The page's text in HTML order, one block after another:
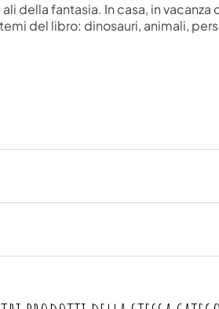
della fantasia. In casa, in
del libro: dinosauri, animali,